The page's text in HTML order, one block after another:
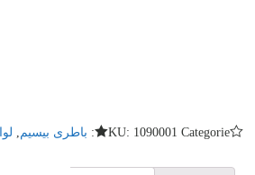
SKU: 1090001 Categories: باطری بیسیم